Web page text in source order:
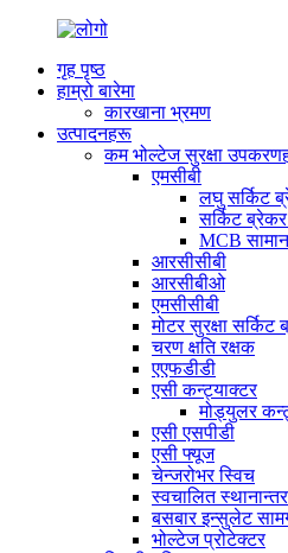
गृह पृष्ठ
हाम्रो बारेमा
कारखाना भ्रमण
उत्पादनहरू
कम भोल्टेज सुरक्षा
एमसीबी
लघु सर्किट
सर्किट
MCB
आरसीसीबी
आरसीबीओ
एमसीसीबी
मोटर सुरक्षा सर्किट
चरण क्षति रक्षक
एएफडीडी
एसी कन्ट्याक्टर
मोड्युलर
एसी एसपीडी
एसी फ्यूज
चेन्जरोभर स्विच
स्वचालित
बसबार इन्सुलेट
भोल्टेज प्रोटेक्टर